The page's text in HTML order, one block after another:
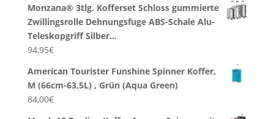
Monzana® 3tlg. Kofferset Schloss gummierte
Zwillingsrolle Dehnungsfuge ABS-Schale Alu-
Teleskopgriff Silber…
94,95€
American Tourister Funshine Spinner Koffer,
M (66cm-63,5L) , Grün (Aqua Green)
84,00€